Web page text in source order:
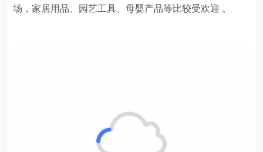
场，家居用品、园艺工具、母婴产品等比较受欢迎 。